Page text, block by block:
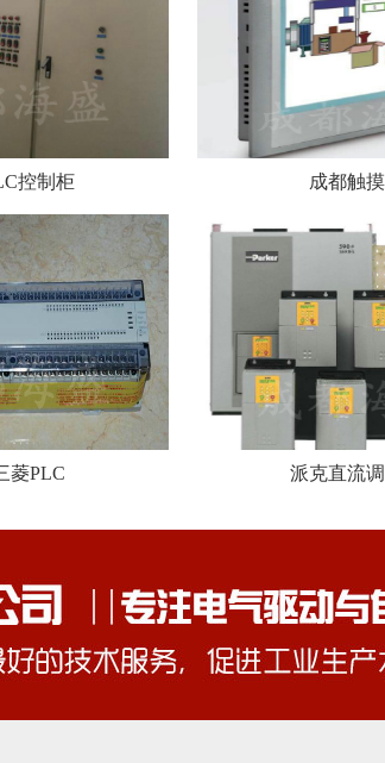
控制柜 成都触
菱PLC 派克直流